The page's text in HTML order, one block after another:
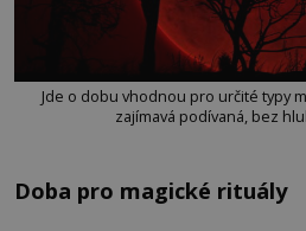
Jde o dobu vhodnou pro určité typy
zajímavá podívaná, bez
Doba pro magické rituály